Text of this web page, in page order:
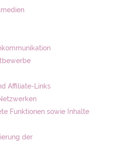
Affiliate-Links
Funktionen sowie Inhalte
der